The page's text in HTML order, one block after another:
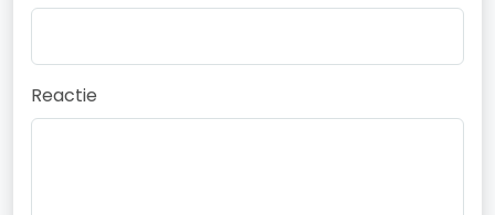
Reactie